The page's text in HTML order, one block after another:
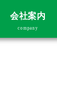
会社案内
company